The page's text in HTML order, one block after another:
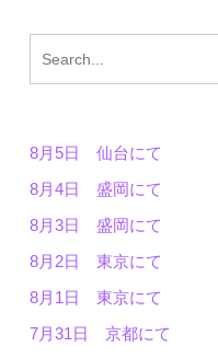
8月5日 仙台にて
8月4日 盛岡にて
8月3日 盛岡にて
8月2日 東京にて
8月1日 東京にて
7月31日 京都にて